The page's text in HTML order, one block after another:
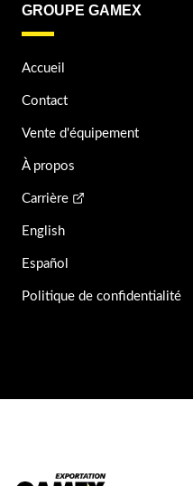
GROUPE GAMEX
Accueil
Contact
Vente d'équipement
À propos
Carrière
English
Español
Politique de confidentialité